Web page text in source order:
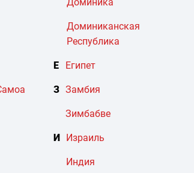
Доминиканская
Республика
Е Египет
З Замбия
Зимбабве
И Израиль
Индия